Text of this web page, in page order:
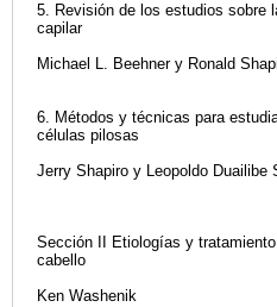
5. Revisión de los estudios sobre
capilar
Michael L. Beehner y Ronald
6. Métodos y técnicas para
células pilosas
Jerry Shapiro y Leopoldo Duailibe
Sección II Etiologías y
cabello
Ken Washenik